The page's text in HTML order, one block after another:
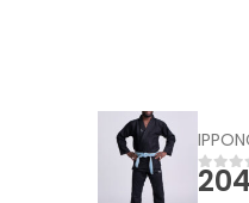
0od 5